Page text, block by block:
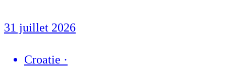
31 juillet 2026
Croatie ·